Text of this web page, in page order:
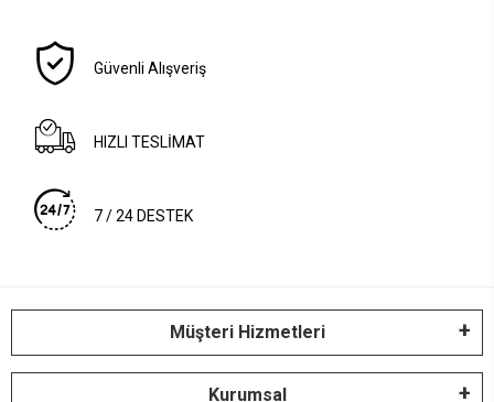
Güvenli Alışveriş
HIZLI TESLİMAT
7 / 24 DESTEK
Müşteri Hizmetleri
Kurumsal